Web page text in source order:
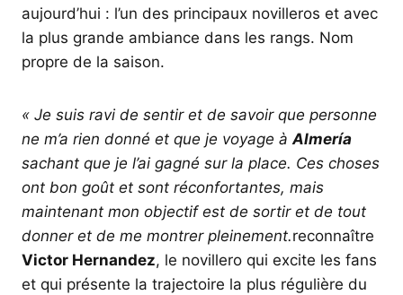
aujourd’hui : l’un des principaux novilleros et avec
la plus grande ambiance dans les rangs. Nom
propre de la saison.
« Je suis ravi de sentir et de savoir que personne
ne m’a rien donné et que je voyage àAlmería
sachant que je l’ai gagné sur la place. Ces choses
ont bon goût et sont réconfortantes, mais
maintenant mon objectif est de sortir et de tout
donner et de me montrer pleinement.reconnaître
Victor Hernandez, le novillero qui excite les fans
et qui présente la trajectoire la plus régulière du